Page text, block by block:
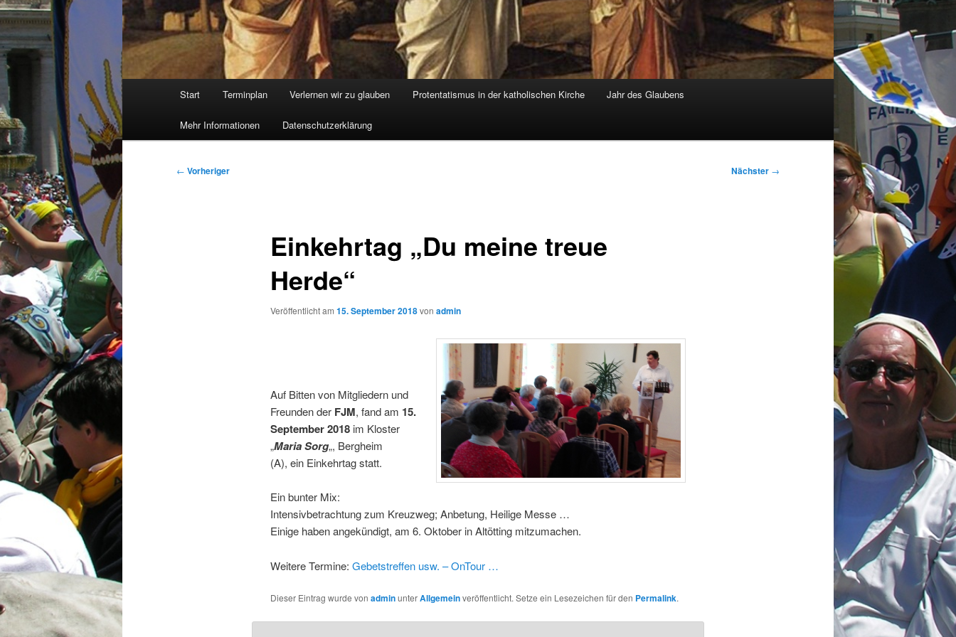
Start Terminplan Verlernen wir zu glauben Protentatismus in der katholischen Kirche Jahr des Glaubens
Mehr Informationen Datenschutzerklärung
Beitragsnavigation
← Vorheriger Nächster →
Einkehrtag „Du meine treue
Herde“
Veröffentlicht am 15. September 2018von admin
Auf Bitten von Mitgliedern und
Freunden der FJM, fand am 15.
September 2018 im Kloster
„Maria Sorg„, Bergheim
(A), ein Einkehrtag statt.
Ein bunter Mix:
Intensivbetrachtung zum Kreuzweg; Anbetung, Heilige Messe …
Einige haben angekündigt, am 6. Oktober in Altötting mitzumachen.
Weitere Termine: Gebetstreffen usw. – OnTour …
Dieser Eintrag wurde von adminunterAllgemeinveröffentlicht. Setze ein Lesezeichen für den Permalink.